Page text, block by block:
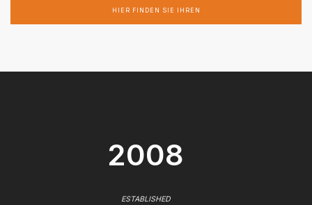
HIER FINDEN SIE IHREN
2008
ESTABLISHED